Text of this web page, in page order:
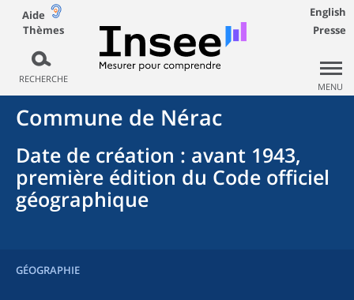
Aide
Thèmes
RECHERCHE
English
Presse
MENU
Commune de Nérac
Date de création : avant 1943,
première édition du Code officiel
géographique
GÉOGRAPHIE